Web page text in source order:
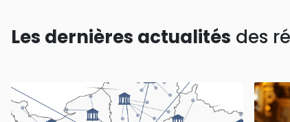
Les dernières actualités des